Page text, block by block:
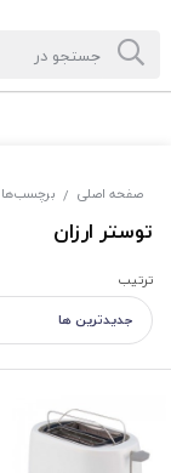
صفحه اصلی / برچسب‌ها
توستر ارزان
ترتیب